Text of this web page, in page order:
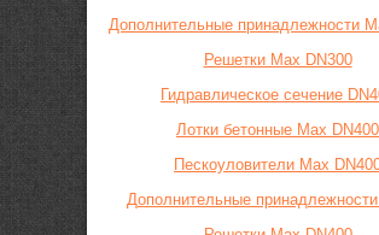
Дополнительные принадлежности
Решетки Max DN300
Гидравлическое сечение
Лотки бетонные Max DN400
Пескоуловители Max
Дополнительные